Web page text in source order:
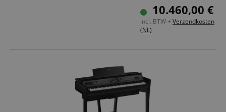
256-voudige polyfonie & 53 klankkleuren
3-wegs luidsprekersysteem met 260 watt versterker
Bluetooth-audio, MIDI, USB to Host & USB to Device
10.460,00 €
incl. BTW + Verzendkosten
(NL)